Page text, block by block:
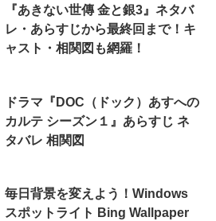
『あきない世傳 金と銀3』ネタバ
レ・あらすじから最終回まで！キ
ャスト・相関図も網羅！
ドラマ『DOC（ドック）あすへの
カルテ シーズン１』あらすじ ネ
タバレ 相関図
毎日背景を変えよう！Windows
スポットライト Bing Wallpaper